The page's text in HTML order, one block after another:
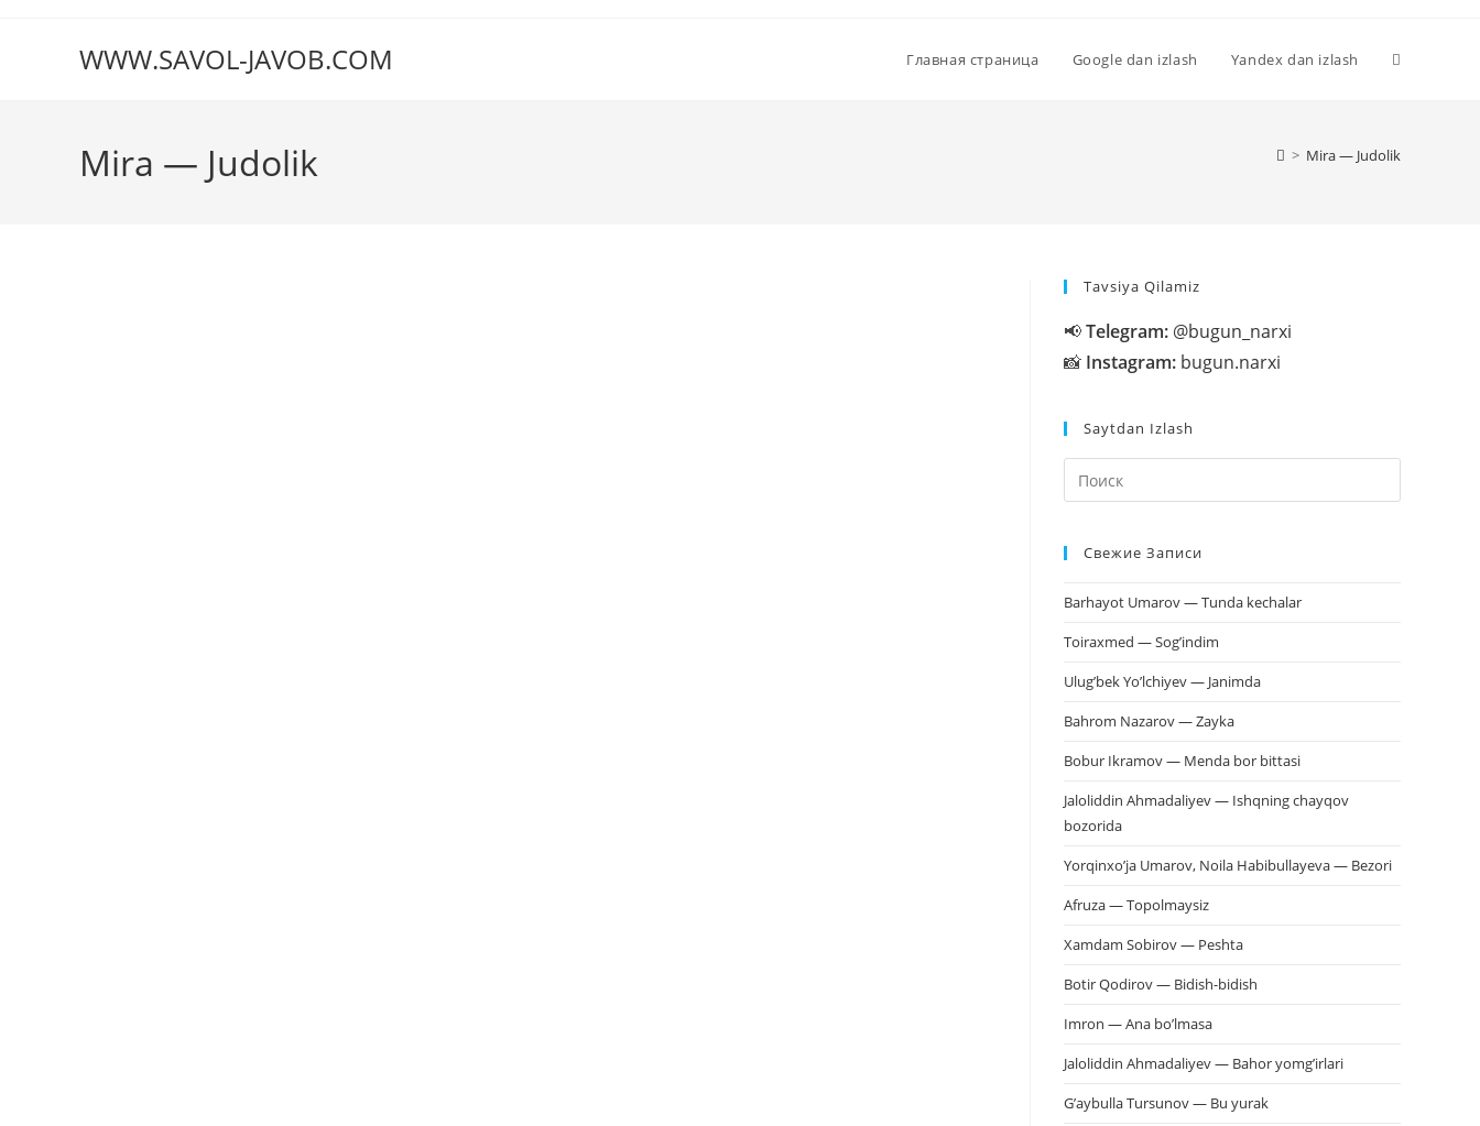
содержимомуWWW.SAVOL-JAVOB.COM Главная страница Google dan izlash Yandex dan izlash
Mira — Judolik > Mira — Judolik
Tavsiya Qilamiz
📢Telegram: @bugun_narxi
📸 Instagram: bugun.narxi
Saytdan Izlash
клавишу
Свежие Записи
Barhayot Umarov — Tunda kechalar
Toiraxmed — Sog’indim
Ulug’bek Yo’lchiyev — Janimda
Bahrom Nazarov — Zayka
Bobur Ikramov — Menda bor bittasi
Jaloliddin Ahmadaliyev — Ishqning chayqov
bozorida
Yorqinxo’ja Umarov, Noila Habibullayeva — Bezori
Afruza — Topolmaysiz
Xamdam Sobirov — Peshta
Botir Qodirov — Bidish-bidish
Imron — Ana bo’lmasa
Jaloliddin Ahmadaliyev — Bahor yomg’irlari
G’aybulla Tursunov — Bu yurak